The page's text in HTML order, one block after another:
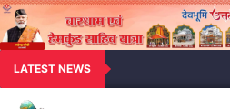
LATEST NEWS